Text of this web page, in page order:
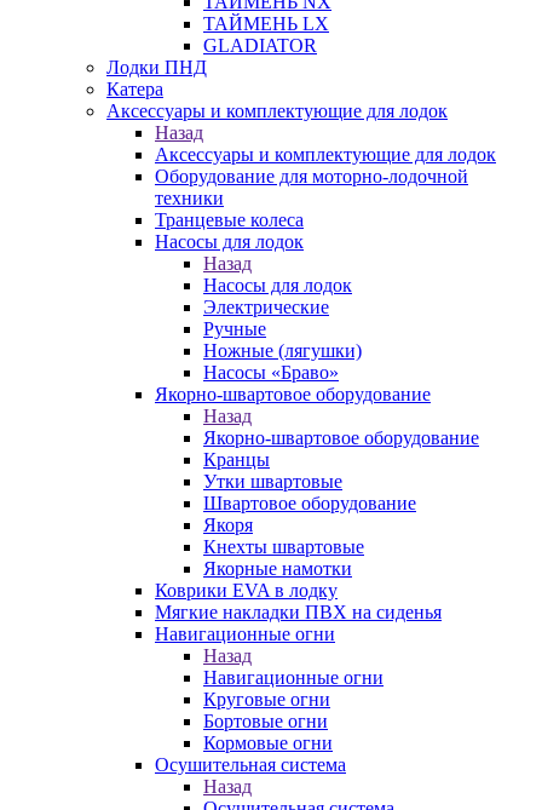
ТАЙМЕНЬ LX
GLADIATOR
Лодки ПНД
Катера
Аксессуары и комплектующие для лодок
Назад
Аксессуары и комплектующие для лодок
Оборудование для моторно-лодочной
техники
Транцевые колеса
Насосы для лодок
Назад
Насосы для лодок
Электрические
Ручные
Ножные (лягушки)
Насосы «Браво»
Якорно-швартовое оборудование
Назад
Якорно-швартовое оборудование
Кранцы
Утки швартовые
Швартовое оборудование
Якоря
Кнехты швартовые
Якорные намотки
Коврики EVA в лодку
Мягкие накладки ПВХ на сиденья
Навигационные огни
Назад
Навигационные огни
Круговые огни
Бортовые огни
Кормовые огни
Осушительная система
Назад